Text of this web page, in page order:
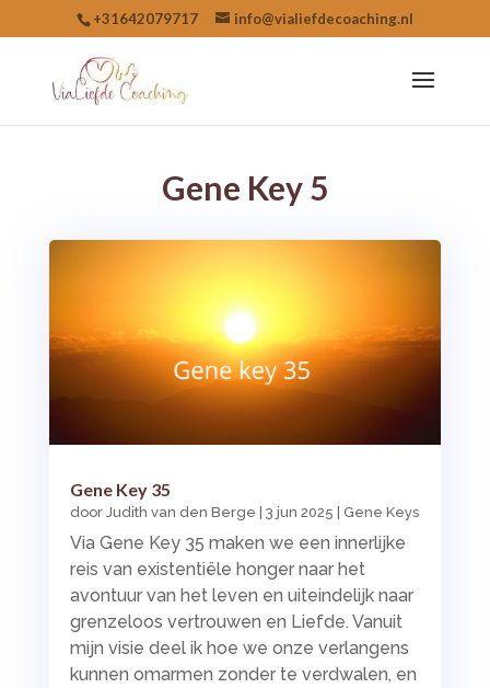
+31642079717 info@vialiefdecoaching.nl
Gene Key 5
Gene Key 35
door Judith van den Berge | 3 jun 2025 | Gene Keys
Via Gene Key 35 maken we een innerlijke
reis van existentiële honger naar het
avontuur van het leven en uiteindelijk naar
grenzeloos vertrouwen en Liefde. Vanuit
mijn visie deel ik hoe we onze verlangens
kunnen omarmen zonder te verdwalen, en